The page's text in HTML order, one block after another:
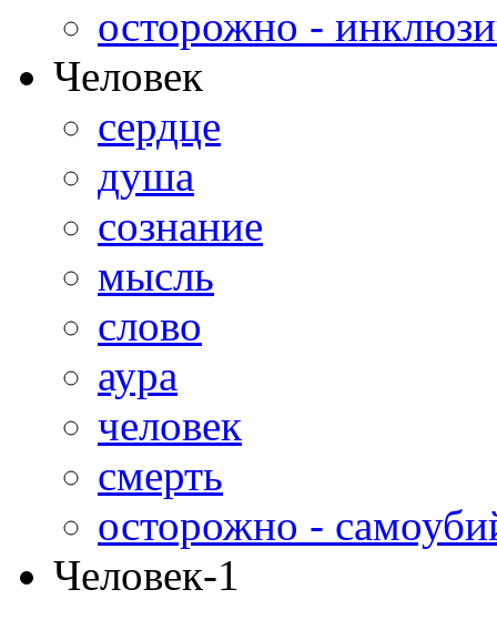
осторожно -
Человек
сердце
душа
сознание
мысль
слово
аура
человек
смерть
осторожно -
Человек-1